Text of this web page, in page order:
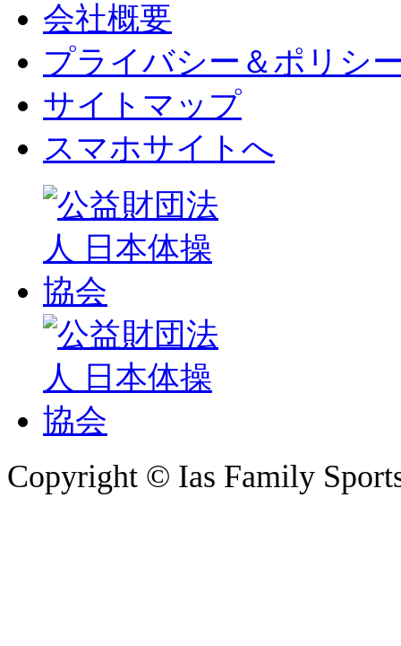
会社概要
プライバシー＆ポリシ
サイトマップ
スマホサイトへ
Copyright © Ias Family